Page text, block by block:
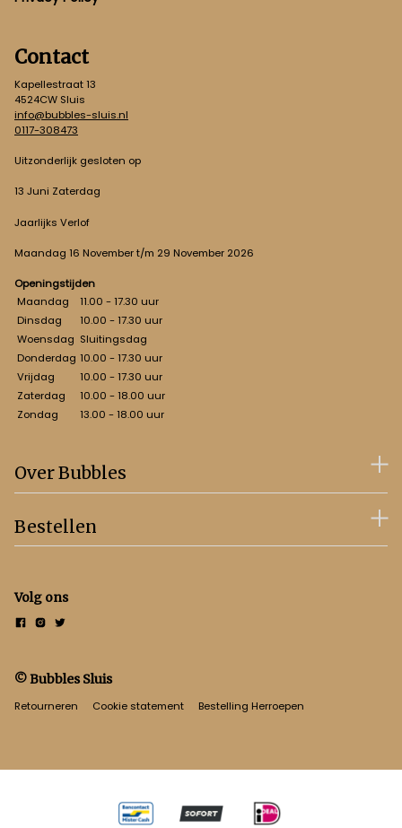
Contact
Kapellestraat 13
4524CW Sluis
info@bubbles-sluis.nl
0117-308473
Uitzonderlijk gesloten op
13 Juni Zaterdag
Jaarlijks Verlof
Maandag 16 November t/m 29 November 2026
Openingstijden
Maandag
11.00 - 17.30 uur
Dinsdag
10.00 - 17.30 uur
Woensdag Sluitingsdag
Donderdag 10.00 - 17.30 uur
Vrijdag
10.00 - 17.30 uur
Zaterdag
10.00 - 18.00 uur
Zondag
13.00 - 18.00 uur
Over Bubbles
Bestellen
Volg ons
© Bubbles Sluis
Retourneren Cookie statement Bestelling Herroepen